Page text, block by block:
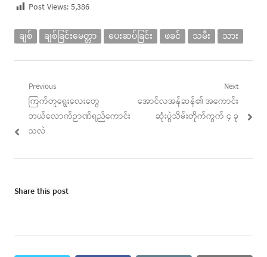
Post Views:5,386
ချစ် ချစ်ခြင်းမေတ္တာ ပေးဆပ်ခြင်း ဖခင် သမီး သား
Post
navigation
Previous
Previous
post:
ကြက်တူရွေးလေးတွေ
ဘယ်လောက်ဉာဏ်ရည်ကောင်း
သလဲ
Next
Next
အောင်လအန်ဆန်၏ အကောင်း
ဆုံးပွဲသိမ်းတိုက်ကွက် ၄ ခု
Share this post